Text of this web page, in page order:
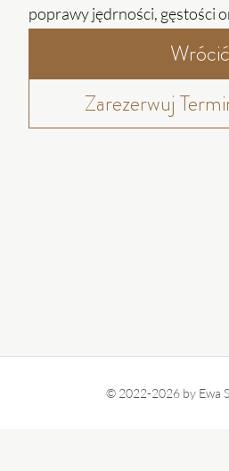
Nici
Makijaż
poprawy jędrności, gęstości
Wrócić
Zarezerwuj
© 2022-2026 by Ewa